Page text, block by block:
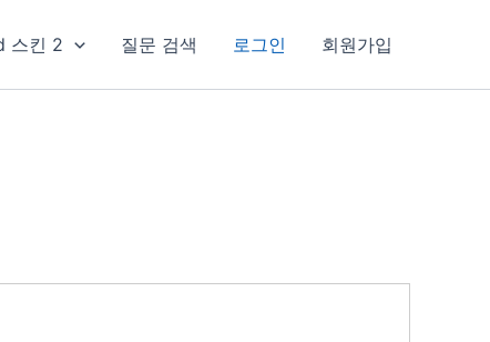
스킨 2 질문 검색 로그인 회원가입